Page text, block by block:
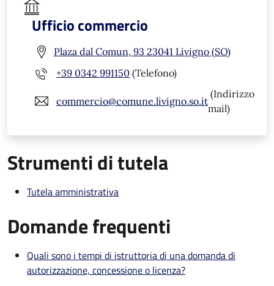
Ufficio commercio
Plaza dal Comun, 93 23041 Livigno (SO)
+39 0342 991150 (Telefono)
commercio@comune.livigno.so.it
(Indirizzo
mail)
Strumenti di tutela
Tutela amministrativa
Domande frequenti
Quali sono i tempi di istruttoria di una domanda di
autorizzazione, concessione o licenza?